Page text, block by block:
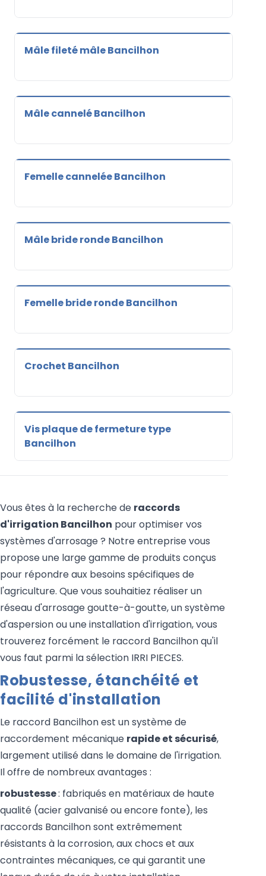
Mâle fileté mâle Bancilhon
Mâle cannelé Bancilhon
Femelle cannelée Bancilhon
Mâle bride ronde Bancilhon
Femelle bride ronde Bancilhon
Crochet Bancilhon
Vis plaque de fermeture type
Bancilhon
Vous êtes à la recherche de raccords
d'irrigation Bancilhon pour optimiser vos
systèmes d'arrosage ? Notre entreprise vous
propose une large gamme de produits conçus
pour répondre aux besoins spécifiques de
l'agriculture. Que vous souhaitiez réaliser un
réseau d'arrosage goutte-à-goutte, un système
d'aspersion ou une installation d'irrigation, vous
trouverez forcément le raccord Bancilhon qu'il
vous faut parmi la sélection IRRI PIECES.
Robustesse, étanchéité et
facilité d'installation
Le raccord Bancilhon est un système de
raccordement mécanique rapide et sécurisé,
largement utilisé dans le domaine de l'irrigation.
Il offre de nombreux avantages :
robustesse: fabriqués en matériaux de haute
qualité (acier galvanisé ou encore fonte), les
raccords Bancilhon sont extrêmement
résistants à la corrosion, aux chocs et aux
contraintes mécaniques, ce qui garantit une